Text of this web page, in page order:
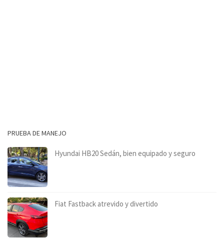
PRUEBA DE MANEJO
Hyundai HB20 Sedán, bien equipado y seguro
Fiat Fastback atrevido y divertido